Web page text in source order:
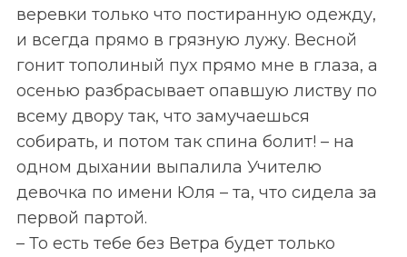
веревки только что постиранную одежду,
и всегда прямо в грязную лужу. Весной
гонит тополиный пух прямо мне в глаза, а
осенью разбрасывает опавшую листву по
всему двору так, что замучаешься
собирать, и потом так спина болит! – на
одном дыхании выпалила Учителю
девочка по имени Юля – та, что сидела за
первой партой.
– То есть тебе без Ветра будет только